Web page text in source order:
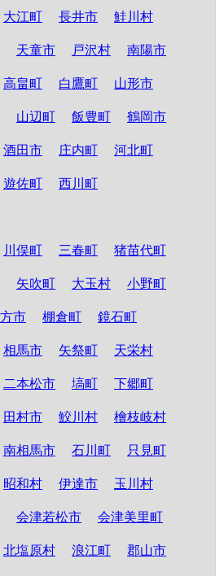
大江町 長井市 鮭川村
天童市 戸沢村 南陽市
高畠町 白鷹町 山形市
山辺町 飯豊町 鶴岡市
酒田市 庄内町 河北町
遊佐町 西川町
川俣町 三春町 猪苗代町
矢吹町 大玉村 小野町
市 棚倉町 鏡石町
相馬市 矢祭町 天栄村
二本松市 塙町 下郷町
田村市 鮫川村 檜枝岐村
南相馬市 石川町 只見町
昭和村 伊達市 玉川村
会津若松市 会津美里町
北塩原村 浪江町 郡山市